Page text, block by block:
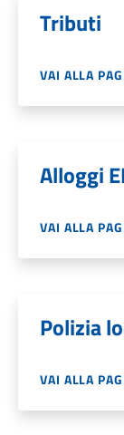
Tributi
VAI ALLA
Alloggi
VAI ALLA
Polizia
VAI ALLA